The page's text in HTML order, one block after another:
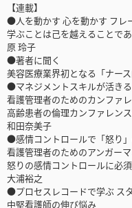
【連載】
●人を動かす 心を動かす フレ
学ぶことは己を越えることで
原 玲子
●著者に聞く
美容医療業界初となる「ナー
●マネジメントスキルが活き
看護管理者のためのカンファ
高齢患者の倫理カンファレン
和田奈美子
●感情コントロールで「怒り」
看護管理者のためのアンガー
怒りの感情コントロールに必
大浦裕之
●プロセスレコードで学ぶ ス
中堅看護師の伸び悩み